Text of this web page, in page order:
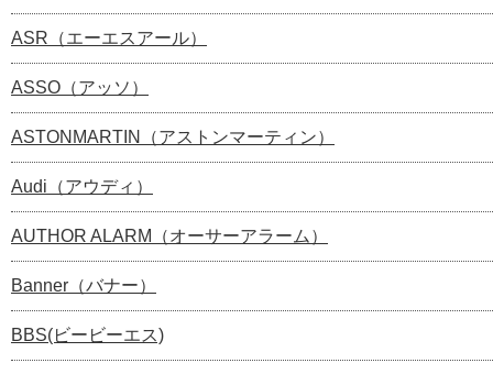
ASR（エーエスアール）
ASSO（アッソ）
ASTONMARTIN（アストンマーティン）
Audi（アウディ）
AUTHOR ALARM（オーサーアラーム）
Banner（バナー）
BBS(ビービーエス)